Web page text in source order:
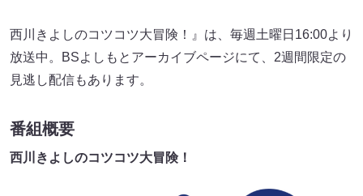
西川きよしのコツコツ大冒険！』は、毎週土曜日16:00より
放送中。BSよしもとアーカイブページにて、2週間限定の
見逃し配信もあります。
番組概要
西川きよしのコツコツ大冒険！